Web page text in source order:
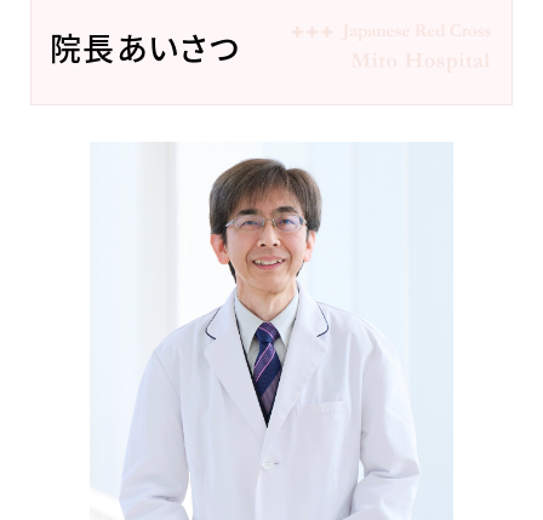
院長あいさつ